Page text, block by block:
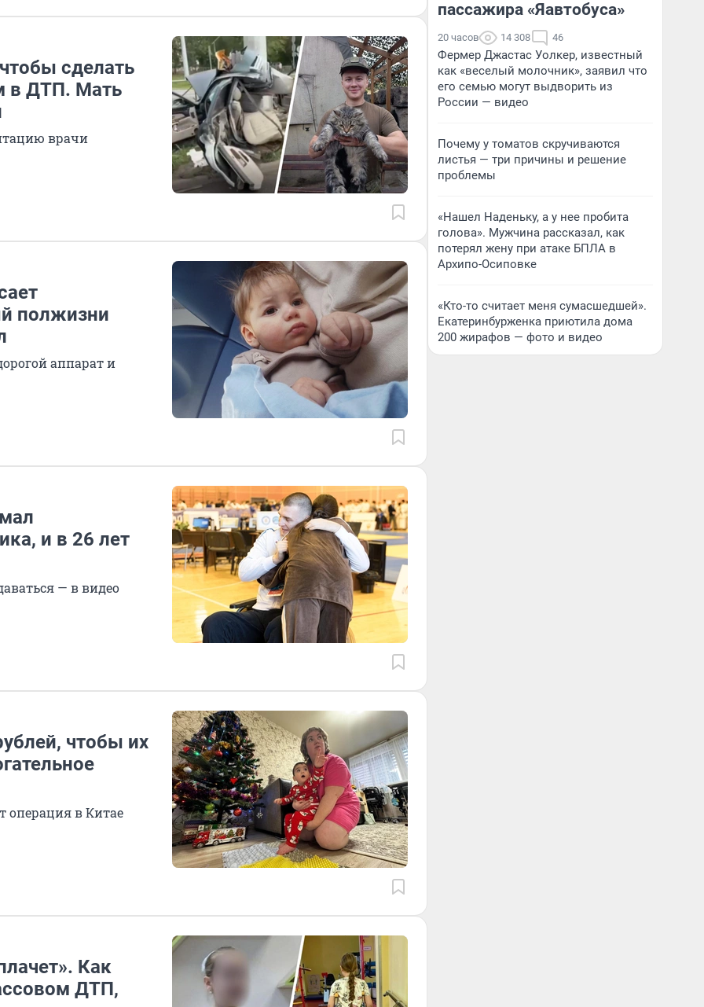
сделать
в ДТП. Мать
врачи
полжизни
аппарат и
и в 26 лет
— в видео
чтобы их
операция в Китае
Как
ДТП,
пассажира «Яавтобуса»
20 часов 14 308 46
Фермер Джастас Уолкер, известный
как «веселый молочник», заявил что
его семью могут выдворить из
России — видео
Почему у томатов скручиваются
листья — три причины и решение
проблемы
«Нашел Наденьку, а у нее пробита
голова». Мужчина рассказал, как
потерял жену при атаке БПЛА в
Архипо-Осиповке
«Кто-то считает меня сумасшедшей».
Екатеринбурженка приютила дома
200 жирафов — фото и видео